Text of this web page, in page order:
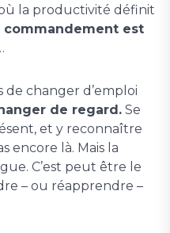
la productivité définit
commandement est
de changer d’emploi
de regard. Se
et y reconnaître
encore là. Mais la
C’est peut être le
– ou réapprendre –